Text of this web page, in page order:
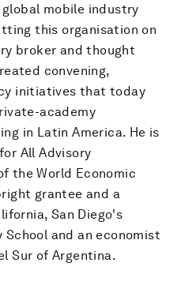
mobile industry
this organisation on
broker and thought
convening,
initiatives that today
academy
in Latin America. He is
All Advisory
the World Economic
grantee and a
San Diego's
and an economist
Sur of Argentina.